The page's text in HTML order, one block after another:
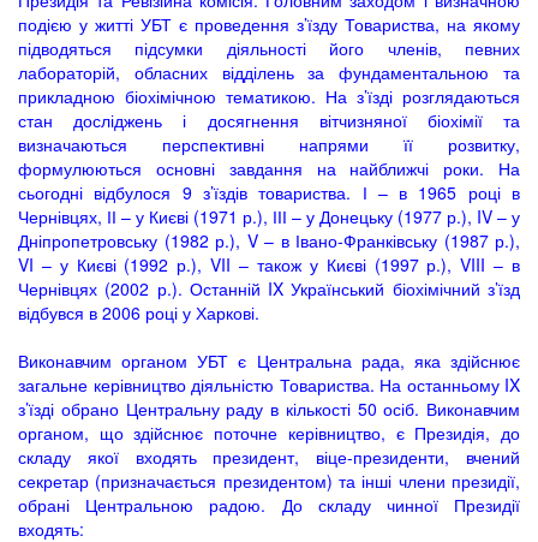
подією у житті УБТ є проведення з’їзду Товариства, на якому
підводяться підсумки діяльності його членів, певних
лабораторій, обласних відділень за фундаментальною та
прикладною біохімічною тематикою. На з’їзді розглядаються
стан досліджень і досягнення вітчизняної біохімії та
визначаються перспективні напрями її розвитку,
формулюються основні завдання на найближчі роки. На
сьогодні відбулося 9 з’їздів товариства. І – в 1965 році в
Чернівцях, ІІ – у Києві (1971 р.), ІІІ – у Донецьку (1977 р.), IV – у
Дніпропетровську (1982 р.), V – в Івано-Франківську (1987 р.),
VI – у Києві (1992 р.), VII – також у Києві (1997 р.), VIII – в
Чернівцях (2002 р.). Останній IX Український біохімічний з’їзд
відбувся в 2006 році у Харкові.
Виконавчим органом УБТ є Центральна рада, яка здійснює
загальне керівництво діяльністю Товариства. На останньому IX
з’їзді обрано Центральну раду в кількості 50 осіб. Виконавчим
органом, що здійснює поточне керівництво, є Президія, до
складу якої входять президент, віце-президенти, вчений
секретар (призначається президентом) та інші члени президії,
обрані Центральною радою. До складу чинної Президії
входять: